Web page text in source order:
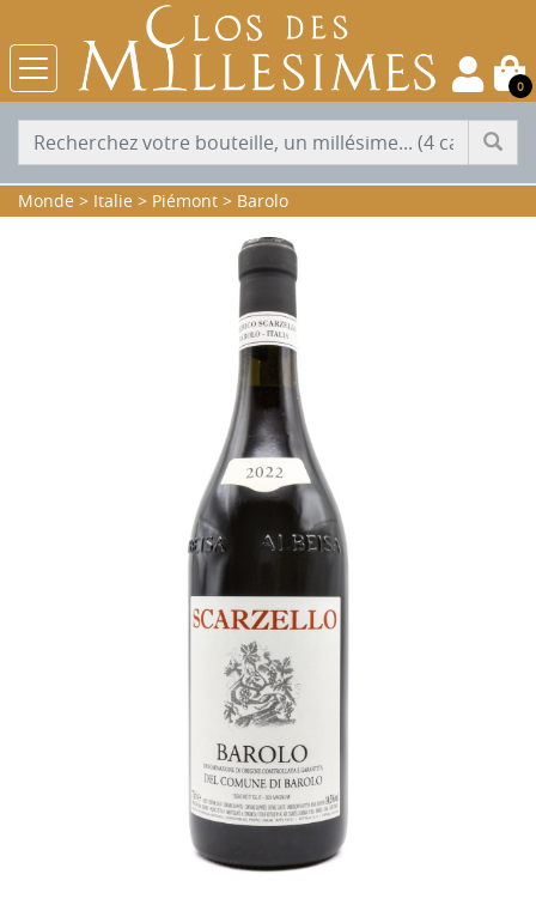
0
Monde > Italie > Piémont > Barolo